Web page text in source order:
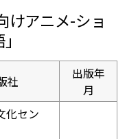
けアニメ-ショ
社
出版年
月
化セン